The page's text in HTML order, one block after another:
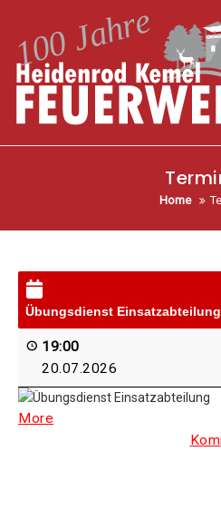
Home
Übungs­dienst Einsatzabteilung
19:00
20.07.2026
More